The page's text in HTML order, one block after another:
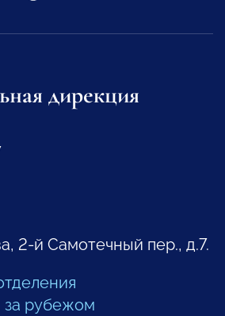
дирекция
2-й Самотечный пер., д.7.
за рубежом